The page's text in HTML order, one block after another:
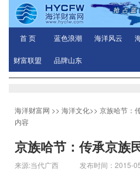
首 页 蓝色浪潮 海洋风云
财富联盟 品牌山东
海洋财富网 >> 海洋文化>> 京族哈节：
内容
京族哈节：传承京族
来源:当代广西 发布时间：2015-